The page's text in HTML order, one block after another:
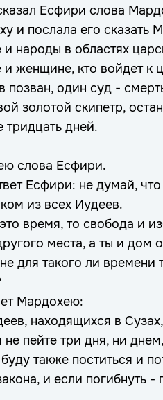
Есфири слова
и послала его сказать
народы в областях
женщине, кто войдет к
позван, один суд -
золотой скипетр,
тридцать дней.
слова Есфири.
Есфири: не думай,
из всех Иудеев.
время, то свобода и
места, а ты и дом
для такого ли времени
Мардохею:
находящихся в
пейте три дня, ни
также поститься и
и если погибнуть -